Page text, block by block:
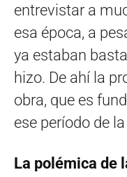
entrevistar a
esa época, a
ya estaban
hizo. De ahí la
obra, que es
ese período de
La polémica de